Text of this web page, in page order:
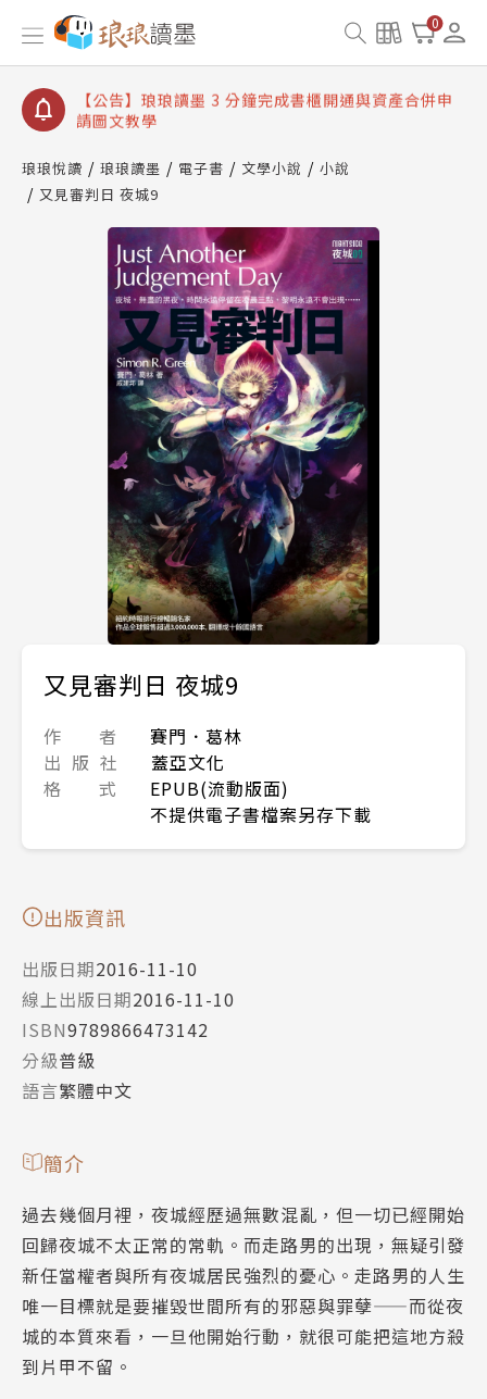
0
【公告】琅琅讀墨數位閱讀資產合併與書櫃開通申請
【公告】琅琅讀墨書櫃開通常見問題
【公告】琅琅讀墨 3 分鐘完成書櫃開通與資產合併申
請圖文教學
查詢
【公告】琅琅讀墨數位閱讀資產合併與書櫃開通申請
琅琅悅讀 琅琅讀墨 電子書 文學小說
小說
又見審判日 夜城9
又見審判日 夜城9
作 者
賽門．葛林
出 版 社
蓋亞文化
格 式
EPUB(流動版面)
不提供電子書檔案另存下載
出版資訊
出版日期2016-11-10
線上出版日期2016-11-10
ISBN9789866473142
分級普級
語言繁體中文
簡介
過去幾個月裡，夜城經歷過無數混亂，但一切已經開始
回歸夜城不太正常的常軌。而走路男的出現，無疑引發
新任當權者與所有夜城居民強烈的憂心。走路男的人生
唯一目標就是要摧毀世間所有的邪惡與罪孽——而從夜
城的本質來看，一旦他開始行動，就很可能把這地方殺
到片甲不留。